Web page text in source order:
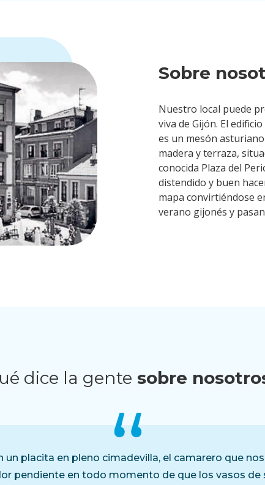
Sobre
Nuestro local puede
viva de Gijón. El
es un mesón
madera y terraza,
conocida Plaza del
distendido y buen
mapa convirtiéndose
verano gijonés y
dice la gente sobre
un placita en pleno cimadevilla, el camarero que
pendiente en todo momento de que los vasos de